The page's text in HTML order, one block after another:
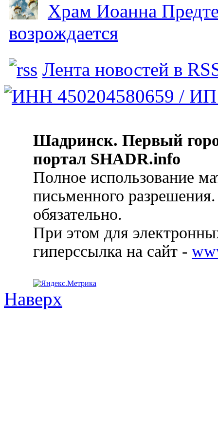
Храм Иоанна
возрождается
Лента новостей в
Шадринск. Первый
портал SHADR.info
Полное использование
письменного
обязательно.
При этом для
гиперссылка на сайт -
Наверх